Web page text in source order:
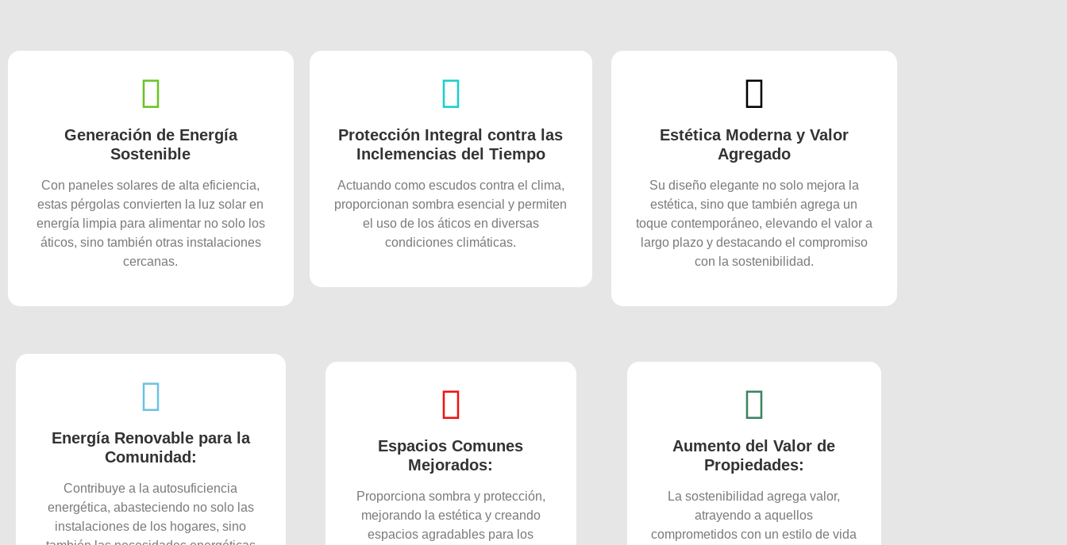
Generación de Energía
Sostenible
Con paneles solares de alta eficiencia,
estas pérgolas convierten la luz solar en
energía limpia para alimentar no solo los
áticos, sino también otras instalaciones
cercanas.
Protección Integral contra las
Inclemencias del Tiempo
Actuando como escudos contra el clima,
proporcionan sombra esencial y permiten
el uso de los áticos en diversas
condiciones climáticas.
Estética Moderna y Valor
Agregado
Su diseño elegante no solo mejora la
estética, sino que también agrega un
toque contemporáneo, elevando el valor a
largo plazo y destacando el compromiso
con la sostenibilidad.
Energía Renovable para la
Comunidad:
Contribuye a la autosuficiencia
energética, abasteciendo no solo las
instalaciones de los hogares, sino
Espacios Comunes
Mejorados:
Proporciona sombra y protección,
mejorando la estética y creando
espacios agradables para los
Aumento del Valor de
Propiedades:
La sostenibilidad agrega valor,
atrayendo a aquellos
comprometidos con un estilo de vida